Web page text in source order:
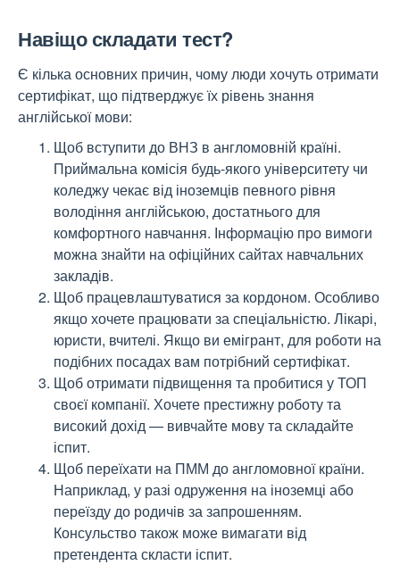
Навіщо складати тест?
Є кілька основних причин, чому люди хочуть отримати
сертифікат, що підтверджує їх рівень знання
англійської мови:
Щоб вступити до ВНЗ в англомовній країні.
Приймальна комісія будь-якого університету чи
коледжу чекає від іноземців певного рівня
володіння англійською, достатнього для
комфортного навчання. Інформацію про вимоги
можна знайти на офіційних сайтах навчальних
закладів.
Щоб працевлаштуватися за кордоном. Особливо
якщо хочете працювати за спеціальністю. Лікарі,
юристи, вчителі. Якщо ви емігрант, для роботи на
подібних посадах вам потрібний сертифікат.
Щоб отримати підвищення та пробитися у ТОП
своєї компанії. Хочете престижну роботу та
високий дохід — вивчайте мову та складайте
іспит.
Щоб переїхати на ПММ до англомовної країни.
Наприклад, у разі одруження на іноземці або
переїзду до родичів за запрошенням.
Консульство також може вимагати від
претендента скласти іспит.